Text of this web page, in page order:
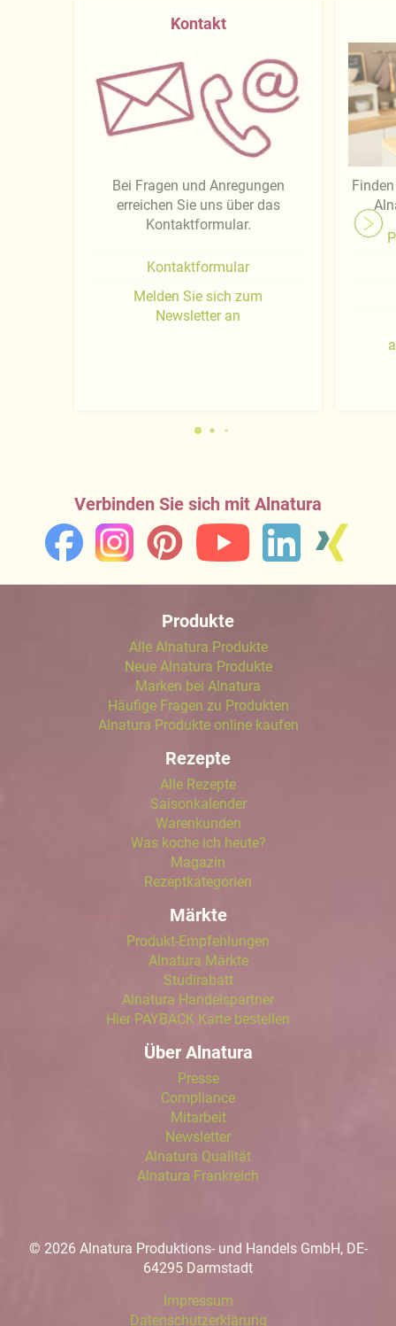
Kontakt
Bei Fragen und Anregungen
erreichen Sie uns über das
Kontaktformular.
Kontaktformular
Melden Sie sich zum
Newsletter an
Verbinden Sie sich mit Alnatura
Produkte
Alle Alnatura Produkte
Neue Alnatura Produkte
Marken bei Alnatura
Häufige Fragen zu Produkten
Alnatura Produkte online kaufen
Rezepte
Alle Rezepte
Saisonkalender
Warenkunden
Was koche ich heute?
Magazin
Rezeptkategorien
Märkte
Produkt-Empfehlungen
Alnatura Märkte
Studirabatt
Alnatura Handelspartner
Hier PAYBACK Karte bestellen
Über Alnatura
Presse
Compliance
Mitarbeit
Newsletter
Alnatura Qualität
Alnatura Frankreich
© 2026 Alnatura Produktions- und Handels GmbH, DE-
64295 Darmstadt
Impressum
Datenschutzerklärung